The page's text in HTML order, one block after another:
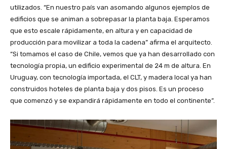
utilizados. “En nuestro país van asomando algunos ejemplos de
edificios que se animan a sobrepasar la planta baja. Esperamos
que esto escale rápidamente, en altura y en capacidad de
producción para movilizar a toda la cadena” afirma el arquitecto.
“Si tomamos el caso de Chile, vemos que ya han desarrollado con
tecnología propia, un edificio experimental de 24 m de altura. En
Uruguay, con tecnología importada, el CLT, y madera local ya han
construidos hoteles de planta baja y dos pisos. Es un proceso
que comenzó y se expandirá rápidamente en todo el continente”.